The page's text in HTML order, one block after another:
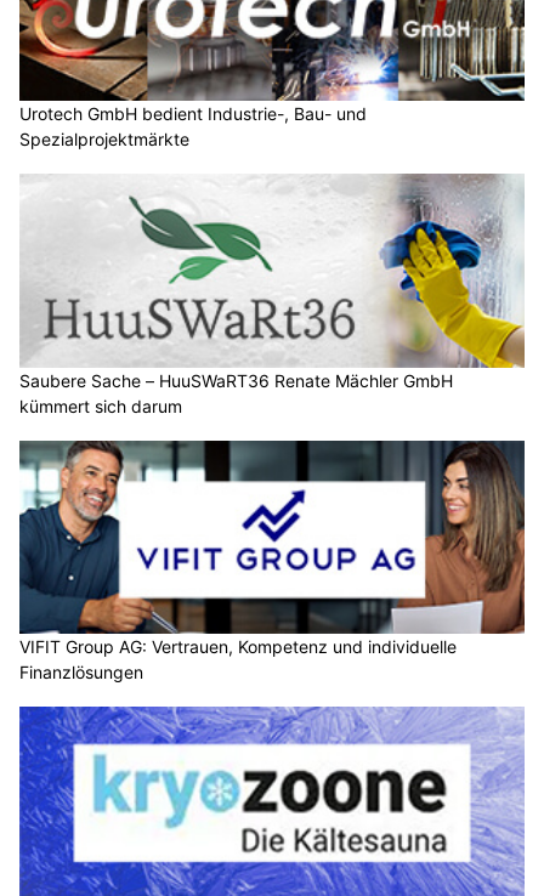
Urotech GmbH bedient Industrie-, Bau- und
Spezialprojektmärkte
Saubere Sache – HuuSWaRT36 Renate Mächler GmbH
kümmert sich darum
VIFIT Group AG: Vertrauen, Kompetenz und individuelle
Finanzlösungen